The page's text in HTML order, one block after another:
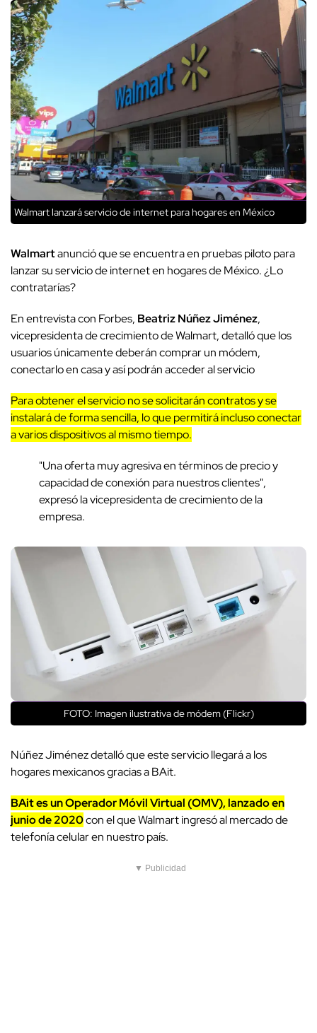
Walmart lanzará servicio de internet para hogares en México
Walmartanunció que se encuentra en pruebas piloto para
lanzar su servicio de internet en hogares de México. ¿Lo
contratarías?
En entrevista con Forbes, Beatriz Núñez Jiménez,
vicepresidenta de crecimiento de Walmart, detalló que los
usuarios únicamente deberán comprar un módem,
conectarlo en casa y así podrán acceder al servicio
Para obtener el servicio no se solicitarán contratos y se
instalará de forma sencilla, lo que permitirá incluso conectar
a varios dispositivos al mismo tiempo.
"Una oferta muy agresiva en términos de precio y
capacidad de conexión para nuestros clientes",
expresó la vicepresidenta de crecimiento de la
empresa.
FOTO: Imagen ilustrativa de módem (Flickr)
Núñez Jiménez detalló que este servicio llegará a los
hogares mexicanos gracias a BAit.
BAit es un Operador Móvil Virtual (OMV), lanzado en
junio de 2020con el que Walmart ingresó al mercado de
telefonía celular en nuestro país.
▼ Publicidad